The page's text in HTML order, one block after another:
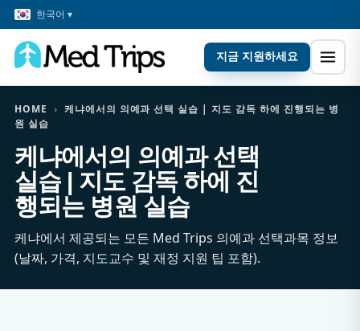
한국어 ▾
지금 지원하세요
HOME › 케냐에서의 의예과 선택 실습 | 지도 감독 하에 진행되는 병
원 실습
케냐에서의 의예과 선택
실습 | 지도 감독 하에 진
행되는 병원 실습
케냐에서 제공되는 모든 Med Trips 의예과 선택과목 정보
(날짜, 가격, 지도교수 및 재정 지원 팁 포함).